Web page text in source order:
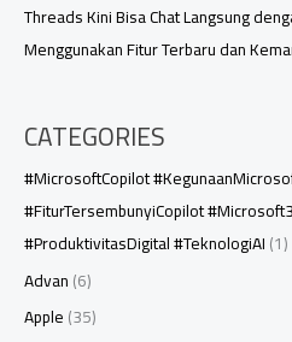
Threads Kini Bisa Chat Langsung
Menggunakan Fitur Terbaru dan
CATEGORIES
#MicrosoftCopilot
#FiturTersembunyiCopilot
#ProduktivitasDigital #TeknologiAI(1)
Advan(6)
Apple(35)